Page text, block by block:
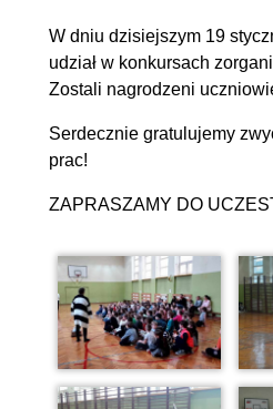
W dniu dzisiejszym 19
udział w konkursach
Zostali nagrodzeni
Serdecznie gratulujemy
prac!
ZAPRASZAMY DO